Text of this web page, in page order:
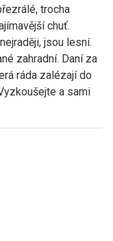
trocha
chuť.
jsou lesní.
zahradní. Daní za
ráda zalézají do
a sami